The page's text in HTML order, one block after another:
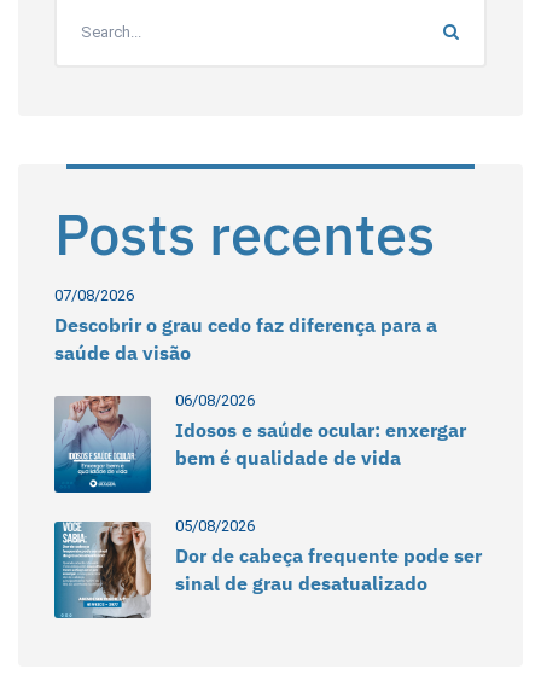
Posts recentes
07/08/2026
Descobrir o grau cedo faz diferença para a
saúde da visão
06/08/2026
Idosos e saúde ocular: enxergar
bem é qualidade de vida
05/08/2026
Dor de cabeça frequente pode ser
sinal de grau desatualizado